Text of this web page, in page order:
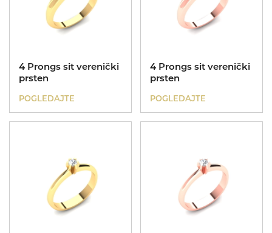
4 Prongs sit verenički
prsten
POGLEDAJTE
4 Prongs sit verenički
prsten
POGLEDAJTE